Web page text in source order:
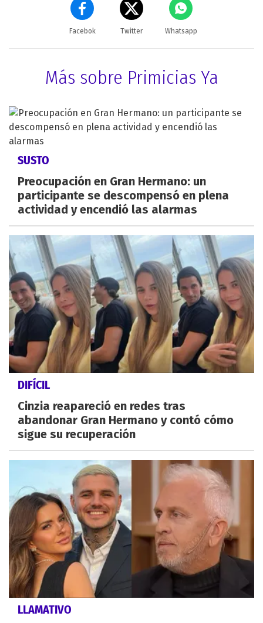
Facebok Twitter Whatsapp
Más sobre Primicias Ya
SUSTO
Preocupación en Gran Hermano: un
participante se descompensó en plena
actividad y encendió las alarmas
DIFÍCIL
Cinzia reapareció en redes tras
abandonar Gran Hermano y contó cómo
sigue su recuperación
LLAMATIVO